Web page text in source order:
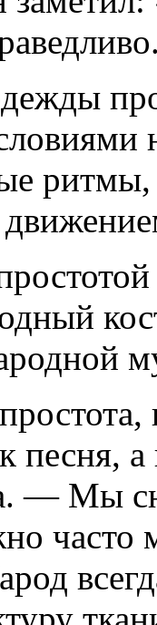
песня,
— Мы
часто